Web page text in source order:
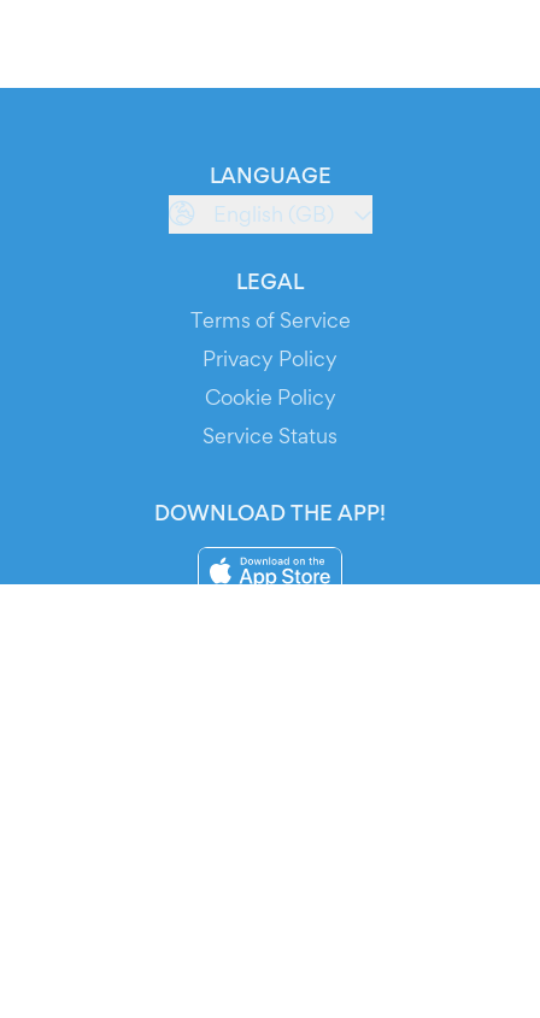
LANGUAGE
English (GB)
LEGAL
Terms of Service
Privacy Policy
Cookie Policy
Service Status
DOWNLOAD THE APP!